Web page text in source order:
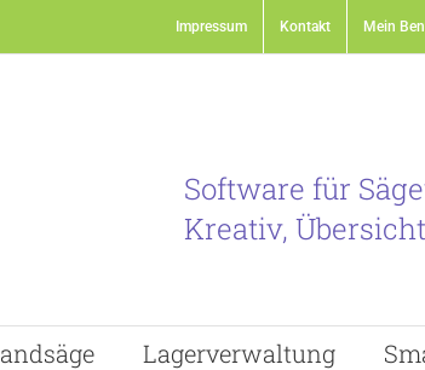
Impressum Kontakt Mein
Software für
Kreativ,
Lagerverwaltung